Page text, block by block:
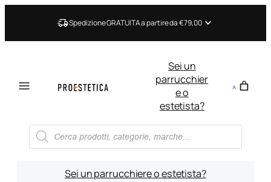
Spedizione GRATUITA a partire da €79,00
Sei un
parrucchier
e o
estetista?
Ricerca
prodotti
Sei un parrucchiere o estetista?